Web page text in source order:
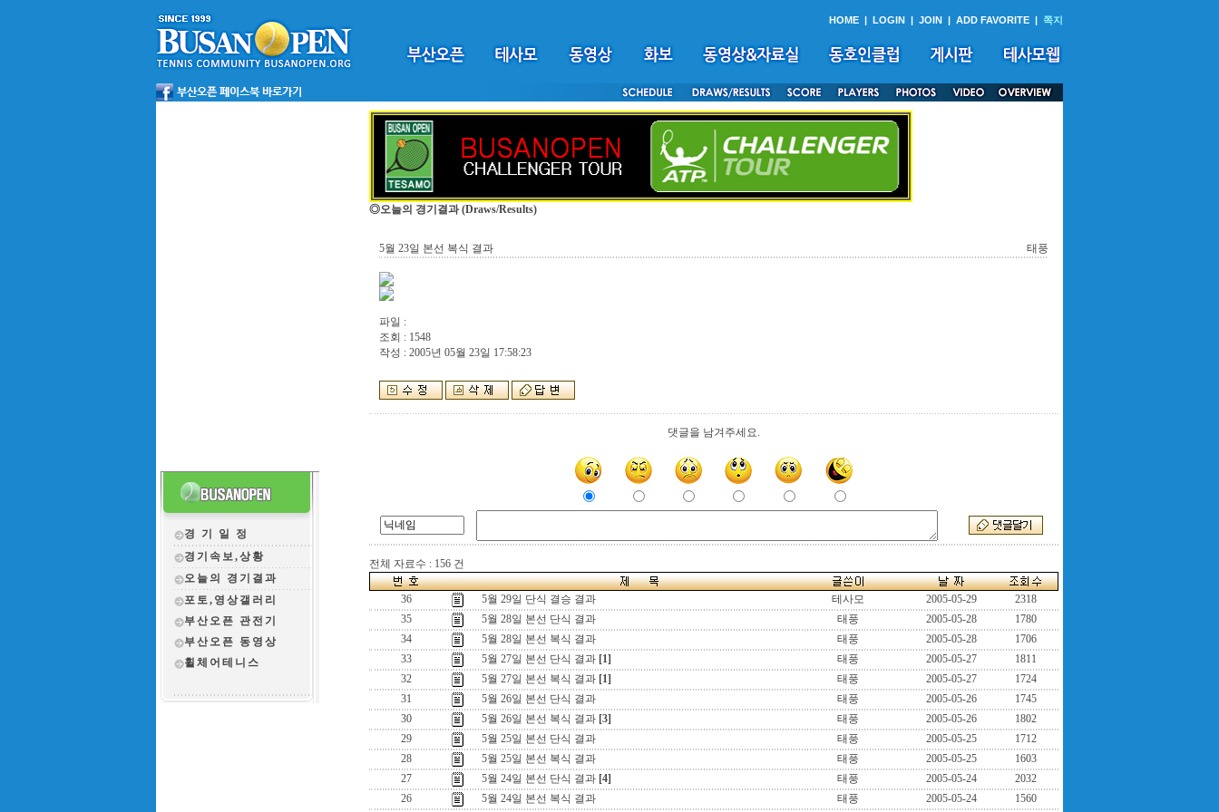
HOME | LOGIN | JOIN | ADD FAVORITE | 쪽지
경 기 일 정
경기속보,상황
오늘의 경기결과
포토,영상갤러리
부산오픈 관전 기
부산오픈 동영상
휠체어테니스
◎오늘의 경기결과 (Draws/Results)
5월 23일 본선 복식 결과 태풍
파일 :
조회 : 1548
작성 : 2005년 05월 23일 17:58:23
댓글을 남겨주세요.
전체 자료수 : 156 건
36 5월 29일 단식 결승 결과 테사모 2005-05-29
2318
35
5월 28일 본선 단식 결과 태풍 2005-05-28
1780
34
5월 28일 본선 복식 결과 태풍 2005-05-28
1706
33
5월 27일 본선 단식 결과 [1] 태풍 2005-05-27
1811
32
5월 27일 본선 복식 결과 [1] 태풍 2005-05-27
1724
31
5월 26일 본선 단식 결과 태풍 2005-05-26
1745
30
5월 26일 본선 복식 결과 [3] 태풍 2005-05-26
1802
29
5월 25일 본선 단식 결과 태풍 2005-05-25
1712
28
5월 25일 본선 복식 결과 태풍 2005-05-25
1603
27
5월 24일 본선 단식 결과 [4] 태풍 2005-05-24
2032
26
5월 24일 본선 복식 결과 태풍 2005-05-24 1560